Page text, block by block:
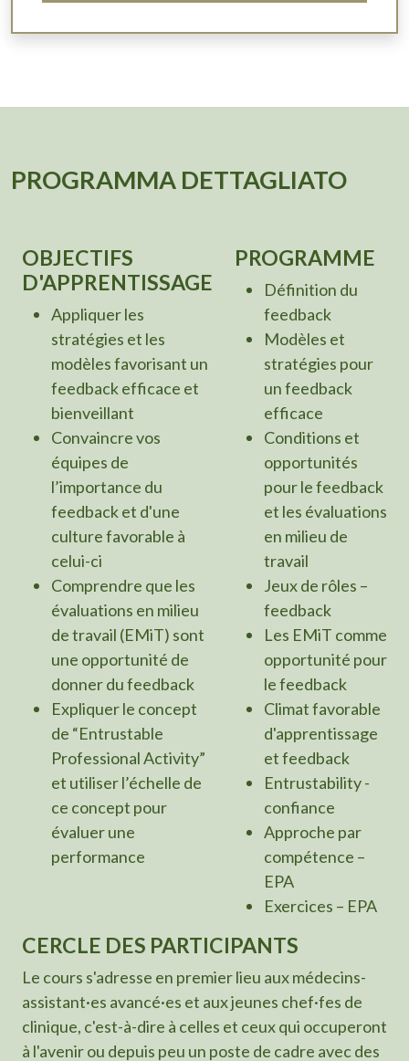
PROGRAMMA DETTAGLIATO
OBJECTIFS
D'APPRENTISSAGE
Appliquer les
stratégies et les
modèles favorisant un
feedback efficace et
bienveillant
Convaincre vos
équipes de
l’importance du
feedback et d'une
culture favorable à
celui-ci
Comprendre que les
évaluations en milieu
de travail (EMiT) sont
une opportunité de
donner du feedback
Expliquer le concept
de “Entrustable
Professional Activity”
et utiliser l’échelle de
ce concept pour
évaluer une
performance
PROGRAMME
Définition du
feedback
Modèles et
stratégies pour
un feedback
efficace
Conditions et
opportunités
pour le feedback
et les évaluations
en milieu de
travail
Jeux de rôles –
feedback
Les EMiT comme
opportunité pour
le feedback
Climat favorable
d'apprentissage
et feedback
Entrustability -
confiance
Approche par
compétence –
EPA
Exercices – EPA
CERCLE DES PARTICIPANTS
Le cours s'adresse en premier lieu aux médecins-
assistant·es avancé·es et aux jeunes chef·fes de
clinique, c'est-à-dire à celles et ceux qui occuperont
à l'avenir ou depuis peu un poste de cadre avec des